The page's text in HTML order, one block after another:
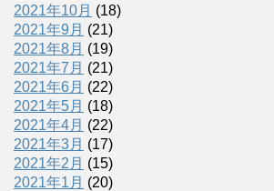
2021年10月 (18)
2021年9月 (21)
2021年8月 (19)
2021年7月 (21)
2021年6月 (22)
2021年5月 (18)
2021年4月 (22)
2021年3月 (17)
2021年2月 (15)
2021年1月 (20)